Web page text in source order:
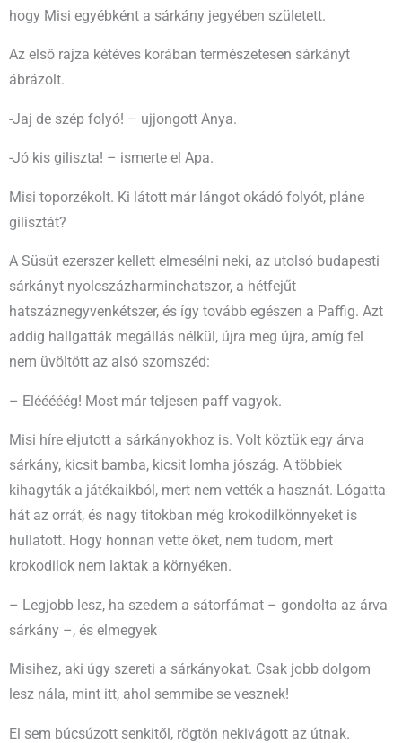
hogy Misi egyébként a sárkány jegyében született.
Az első rajza kétéves korában természetesen sárkányt
ábrázolt.
-Jaj de szép folyó! – ujjongott Anya.
-Jó kis giliszta! – ismerte el Apa.
Misi toporzékolt. Ki látott már lángot okádó folyót, pláne
gilisztát?
A Süsüt ezerszer kellett elmesélni neki, az utolsó budapesti
sárkányt nyolcszázharminchatszor, a hétfejűt
hatszáznegyvenkétszer, és így tovább egészen a Paffig. Azt
addig hallgatták megállás nélkül, újra meg újra, amíg fel
nem üvöltött az alsó szomszéd:
– Elééééég! Most már teljesen paff vagyok.
Misi híre eljutott a sárkányokhoz is. Volt köztük egy árva
sárkány, kicsit bamba, kicsit lomha jószág. A többiek
kihagyták a játékaikból, mert nem vették a hasznát. Lógatta
hát az orrát, és nagy titokban még krokodilkönnyeket is
hullatott. Hogy honnan vette őket, nem tudom, mert
krokodilok nem laktak a környéken.
– Legjobb lesz, ha szedem a sátorfámat – gondolta az árva
sárkány –, és elmegyek
Misihez, aki úgy szereti a sárkányokat. Csak jobb dolgom
lesz nála, mint itt, ahol semmibe se vesznek!
El sem búcsúzott senkitől, rögtön nekivágott az útnak.